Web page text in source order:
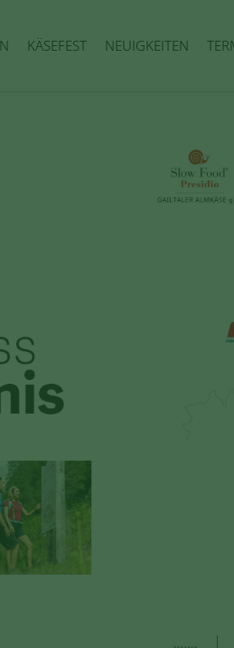
KÄSEFEST NEUIGKEITEN